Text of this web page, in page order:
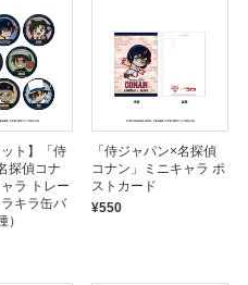
ット】「侍
探偵コナ
ラ トレー
キラ缶バ
）
「侍ジャパン×名探偵
コナン」ミニキャラ ポ
ストカード
¥550